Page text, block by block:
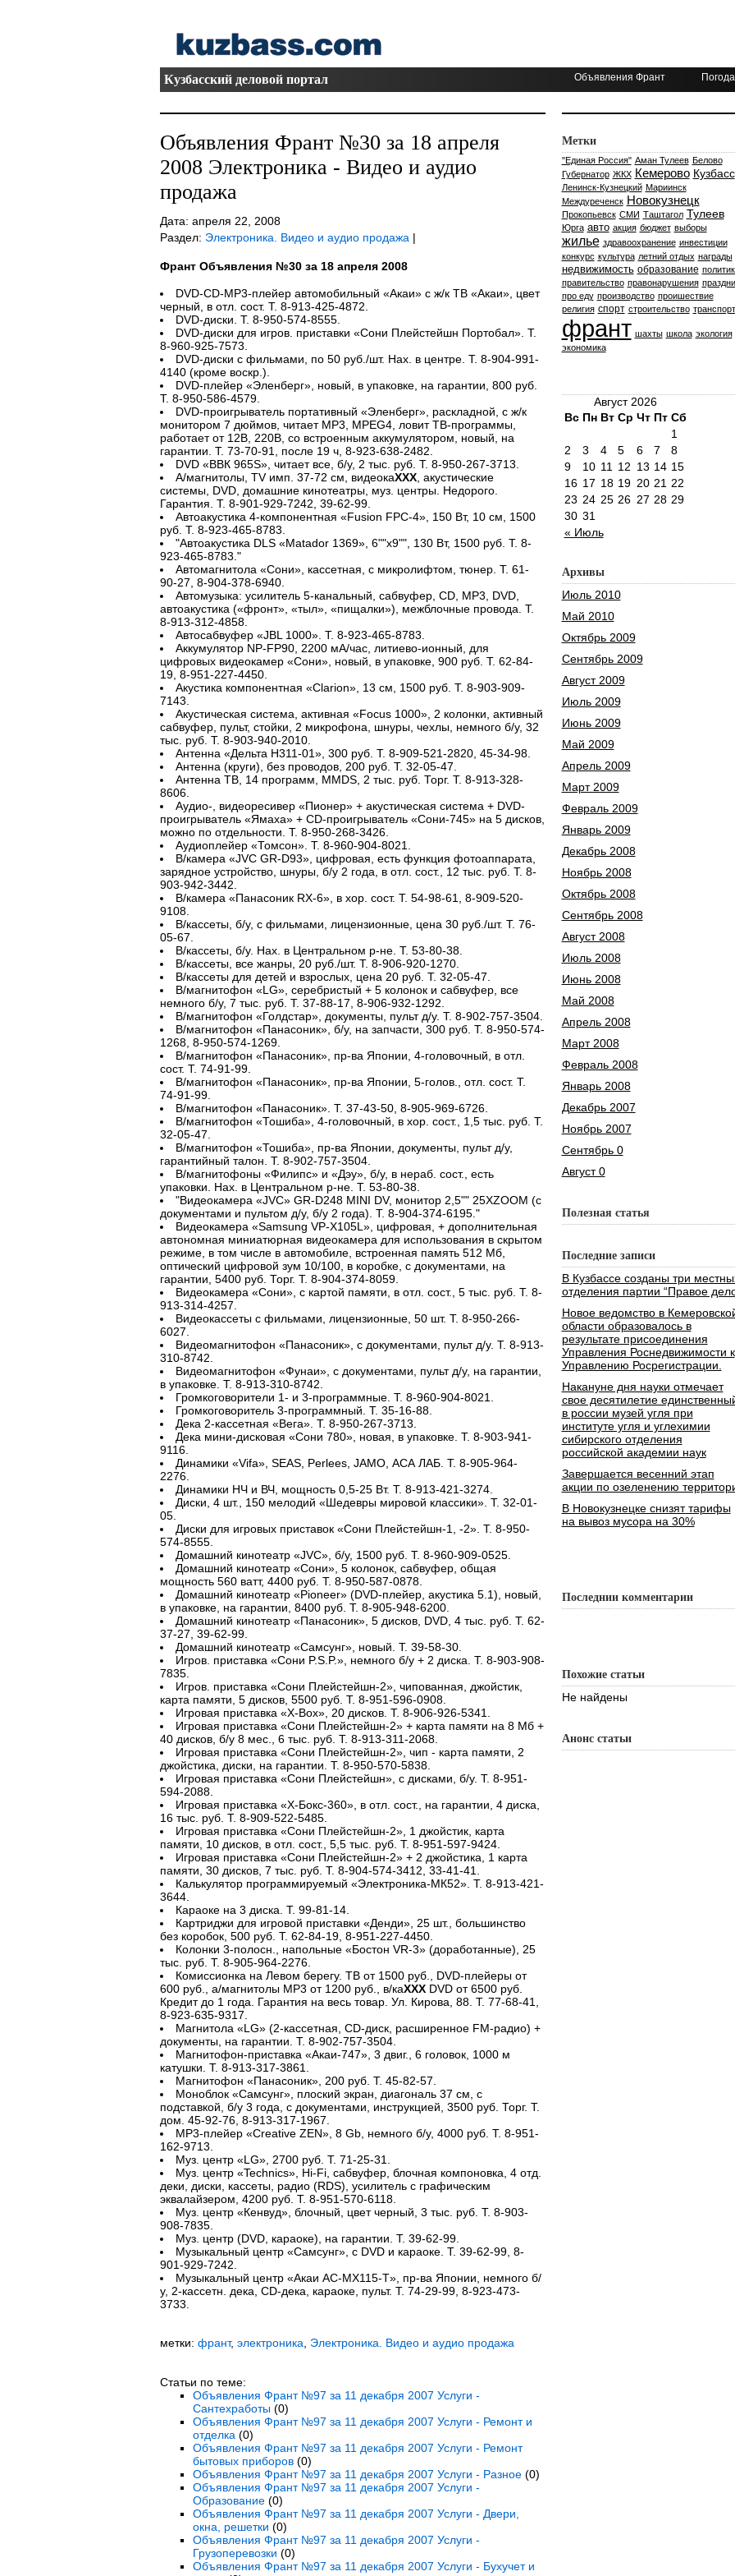
Кузбасский деловой портал Объявления Франт Погода
Объявления Франт №30 за 18 апреля
2008 Электроника - Видео и аудио
продажа
Дата: апреля 22, 2008
Раздел: Электроника. Видео и аудио продажа |
Франт Объявления №30 за 18 апреля 2008
DVD-CD-MP3-плейер автомобильный «Акаи» с ж/к ТВ «Акаи», цвет
черный, в отл. сост. Т. 8-913-425-4872.
DVD-диски. Т. 8-950-574-8555.
DVD-диски для игров. приставки «Сони Плейстейшн Портобал». Т.
8-960-925-7573.
DVD-диски с фильмами, по 50 руб./шт. Нах. в центре. Т. 8-904-991-
4140 (кроме воскр.).
DVD-плейер «Эленберг», новый, в упаковке, на гарантии, 800 руб.
Т. 8-950-586-4579.
DVD-проигрыватель портативный «Эленберг», раскладной, с ж/к
монитором 7 дюймов, читает MP3, MPEG4, ловит ТВ-программы,
работает от 12В, 220В, со встроенным аккумулятором, новый, на
гарантии. Т. 73-70-91, после 19 ч, 8-923-638-2482.
DVD «ВВК 965S», читает все, б/у, 2 тыс. руб. Т. 8-950-267-3713.
А/магнитолы, TV имп. 37-72 см, видеокаXXX, акустические
системы, DVD, домашние кинотеатры, муз. центры. Недорого.
Гарантия. Т. 8-901-929-7242, 39-62-99.
Автоакустика 4-компонентная «Fusion FPC-4», 150 Вт, 10 см, 1500
руб. Т. 8-923-465-8783.
"Автоакустика DLS «Matador 1369», 6""х9"", 130 Вт, 1500 руб. Т. 8-
923-465-8783."
Автомагнитола «Сони», кассетная, с микролифтом, тюнер. Т. 61-
90-27, 8-904-378-6940.
Автомузыка: усилитель 5-канальный, сабвуфер, CD, МР3, DVD,
автоакустика («фронт», «тыл», «пищалки»), межблочные провода. Т.
8-913-312-4858.
Автосабвуфер «JBL 1000». Т. 8-923-465-8783.
Аккумулятор NP-FP90, 2200 мА/час, литиево-ионный, для
цифровых видеокамер «Сони», новый, в упаковке, 900 руб. Т. 62-84-
19, 8-951-227-4450.
Акустика компонентная «Clarion», 13 см, 1500 руб. Т. 8-903-909-
7143.
Акустическая система, активная «Focus 1000», 2 колонки, активный
сабвуфер, пульт, стойки, 2 микрофона, шнуры, чехлы, немного б/у, 32
тыс. руб. Т. 8-903-940-2010.
Антенна «Дельта Н311-01», 300 руб. Т. 8-909-521-2820, 45-34-98.
Антенна (круги), без проводов, 200 руб. Т. 32-05-47.
Антенна ТВ, 14 программ, MMDS, 2 тыс. руб. Торг. Т. 8-913-328-
8606.
Аудио-, видеоресивер «Пионер» + акустическая система + DVD-
проигрыватель «Ямаха» + CD-проигрыватель «Сони-745» на 5 дисков,
можно по отдельности. Т. 8-950-268-3426.
Аудиоплейер «Томсон». Т. 8-960-904-8021.
В/камера «JVC GR-D93», цифровая, есть функция фотоаппарата,
зарядное устройство, шнуры, б/у 2 года, в отл. сост., 12 тыс. руб. Т. 8-
903-942-3442.
В/камера «Панасоник RX-6», в хор. сост. Т. 54-98-61, 8-909-520-
9108.
В/кассеты, б/у, с фильмами, лицензионные, цена 30 руб./шт. Т. 76-
05-67.
В/кассеты, б/у. Нах. в Центральном р-не. Т. 53-80-38.
В/кассеты, все жанры, 20 руб./шт. Т. 8-906-920-1270.
В/кассеты для детей и взрослых, цена 20 руб. Т. 32-05-47.
В/магнитофон «LG», серебристый + 5 колонок и сабвуфер, все
немного б/у, 7 тыс. руб. Т. 37-88-17, 8-906-932-1292.
В/магнитофон «Голдстар», документы, пульт д/у. Т. 8-902-757-3504.
В/магнитофон «Панасоник», б/у, на запчасти, 300 руб. Т. 8-950-574-
1268, 8-950-574-1269.
В/магнитофон «Панасоник», пр-ва Японии, 4-головочный, в отл.
сост. Т. 74-91-99.
В/магнитофон «Панасоник», пр-ва Японии, 5-голов., отл. сост. Т.
74-91-99.
В/магнитофон «Панасоник». Т. 37-43-50, 8-905-969-6726.
В/магнитофон «Тошиба», 4-головочный, в хор. сост., 1,5 тыс. руб. Т.
32-05-47.
В/магнитофон «Тошиба», пр-ва Японии, документы, пульт д/у,
гарантийный талон. Т. 8-902-757-3504.
В/магнитофоны «Филипс» и «Дэу», б/у, в нераб. сост., есть
упаковки. Нах. в Центральном р-не. Т. 53-80-38.
"Видеокамера «JVC» GR-D248 MINI DV, монитор 2,5"" 25ХZOOM (с
документами и пультом д/у, б/у 2 года). Т. 8-904-374-6195."
Видеокамера «Samsung VP-X105L», цифровая, + дополнительная
автономная миниатюрная видеокамера для использования в скрытом
режиме, в том числе в автомобиле, встроенная память 512 Мб,
оптический цифровой зум 10/100, в коробке, с документами, на
гарантии, 5400 руб. Торг. Т. 8-904-374-8059.
Видеокамера «Сони», с картой памяти, в отл. сост., 5 тыс. руб. Т. 8-
913-314-4257.
Видеокассеты с фильмами, лицензионные, 50 шт. Т. 8-950-266-
6027.
Видеомагнитофон «Панасоник», с документами, пульт д/у. Т. 8-913-
310-8742.
Видеомагнитофон «Фунаи», с документами, пульт д/у, на гарантии,
в упаковке. Т. 8-913-310-8742.
Громкоговорители 1- и 3-программные. Т. 8-960-904-8021.
Громкоговоритель 3-программный. Т. 35-16-88.
Дека 2-кассетная «Вега». Т. 8-950-267-3713.
Дека мини-дисковая «Сони 780», новая, в упаковке. Т. 8-903-941-
9116.
Динамики «Vifa», SEAS, Perlees, JAMO, АСА ЛАБ. Т. 8-905-964-
2276.
Динамики НЧ и ВЧ, мощность 0,5-25 Вт. Т. 8-913-421-3274.
Диски, 4 шт., 150 мелодий «Шедевры мировой классики». Т. 32-01-
05.
Диски для игровых приставок «Сони Плейстейшн-1, -2». Т. 8-950-
574-8555.
Домашний кинотеатр «JVC», б/у, 1500 руб. Т. 8-960-909-0525.
Домашний кинотеатр «Сони», 5 колонок, сабвуфер, общая
мощность 560 ватт, 4400 руб. Т. 8-950-587-0878.
Домашний кинотеатр «Pioneer» (DVD-плейер, акустика 5.1), новый,
в упаковке, на гарантии, 8400 руб. Т. 8-905-948-6200.
Домашний кинотеатр «Панасоник», 5 дисков, DVD, 4 тыс. руб. Т. 62-
37-27, 39-62-99.
Домашний кинотеатр «Самсунг», новый. Т. 39-58-30.
Игров. приставка «Сони P.S.P.», немного б/у + 2 диска. Т. 8-903-908-
7835.
Игров. приставка «Сони Плейстейшн-2», чипованная, джойстик,
карта памяти, 5 дисков, 5500 руб. Т. 8-951-596-0908.
Игровая приставка «X-Box», 20 дисков. Т. 8-906-926-5341.
Игровая приставка «Сони Плейстейшн-2» + карта памяти на 8 Мб +
40 дисков, б/у 8 мес., 6 тыс. руб. Т. 8-913-311-2068.
Игровая приставка «Сони Плейстейшн-2», чип - карта памяти, 2
джойстика, диски, на гарантии. Т. 8-950-570-5838.
Игровая приставка «Сони Плейстейшн», с дисками, б/у. Т. 8-951-
594-2088.
Игровая приставка «Х-Бокс-360», в отл. сост., на гарантии, 4 диска,
16 тыс. руб. Т. 8-909-522-5485.
Игровая приставка «Сони Плейстейшн-2», 1 джойстик, карта
памяти, 10 дисков, в отл. сост., 5,5 тыс. руб. Т. 8-951-597-9424.
Игровая приставка «Сони Плейстейшн-2» + 2 джойстика, 1 карта
памяти, 30 дисков, 7 тыс. руб. Т. 8-904-574-3412, 33-41-41.
Калькулятор программируемый «Электроника-МК52». Т. 8-913-421-
3644.
Караоке на 3 диска. Т. 99-81-14.
Картриджи для игровой приставки «Денди», 25 шт., большинство
без коробок, 500 руб. Т. 62-84-19, 8-951-227-4450.
Колонки 3-полосн., напольные «Бостон VR-3» (доработанные), 25
тыс. руб. Т. 8-905-964-2276.
Комиссионка на Левом берегу. ТВ от 1500 руб., DVD-плейеры от
600 руб., а/магнитолы МР3 от 1200 руб., в/каXXXDVD от 6500 руб.
Кредит до 1 года. Гарантия на весь товар. Ул. Кирова, 88. Т. 77-68-41,
8-923-635-9317.
Магнитола «LG» (2-кассетная, CD-диск, расширенное FM-радио) +
документы, на гарантии. Т. 8-902-757-3504.
Магнитофон-приставка «Акаи-747», 3 двиг., 6 головок, 1000 м
катушки. Т. 8-913-317-3861.
Магнитофон «Панасоник», 200 руб. Т. 45-82-57.
Моноблок «Самсунг», плоский экран, диагональ 37 см, с
подставкой, б/у 3 года, с документами, инструкцией, 3500 руб. Торг. Т.
дом. 45-92-76, 8-913-317-1967.
МР3-плейер «Creative ZEN», 8 Gb, немного б/у, 4000 руб. Т. 8-951-
162-9713.
Муз. центр «LG», 2700 руб. Т. 71-25-31.
Муз. центр «Technics», Hi-Fi, сабвуфер, блочная компоновка, 4 отд.
деки, диски, кассеты, радио (RDS), усилитель с графическим
эквалайзером, 4200 руб. Т. 8-951-570-6118.
Муз. центр «Кенвуд», блочный, цвет черный, 3 тыс. руб. Т. 8-903-
908-7835.
Муз. центр (DVD, караоке), на гарантии. Т. 39-62-99.
Музыкальный центр «Самсунг», с DVD и караоке. Т. 39-62-99, 8-
901-929-7242.
Музыкальный центр «Акаи AC-MX115-T», пр-ва Японии, немного б/
у, 2-кассетн. дека, CD-дека, караоке, пульт. Т. 74-29-99, 8-923-473-
3733.
метки: франт, электроника Электроника. Видео и аудио продажа
Статьи по теме:
Объявления Франт №97 за 11 декабря 2007 Услуги -
Сантехработы(0)
Объявления Франт №97 за 11 декабря 2007 Услуги - Ремонт и
отделка (0)
Объявления Франт №97 за 11 декабря 2007 Услуги - Ремонт
бытовых приборов(0)
Объявления Франт №97 за 11 декабря 2007 Услуги - Разное(0)
Объявления Франт №97 за 11 декабря 2007 Услуги -
Образование(0)
Объявления Франт №97 за 11 декабря 2007 Услуги - Двери,
окна, решетки (0)
Объявления Франт №97 за 11 декабря 2007 Услуги -
Грузоперевозки (0)
Объявления Франт №97 за 11 декабря 2007 Услуги - Бухучет и
Метки
"Единая Россия" Аман Тулеев Белово
Губернатор ЖКХ Кемерово Кузбасс
Ленинск-Кузнецкий Мариинск
Междуреченск Новокузнецк
Прокопьевск СМИ Таштагол Тулеев
Юрга авто акция бюджет выборы
жилье здравоохранение инвестиции
конкурс культура летний отдых награды
недвижимость образование
правительство правонарушения
про еду производство проишествие
религия спорт строительство транспорт
франт шахты школа экология
экономика
Август 2026
Вс Пн Вт Ср Чт Пт Сб
« Июль
1
2
3 4 5 6 7
8
9
10 11 12 13 14 15
16 17 18 19 20 21 22
23 24 25 26 27 28 29
30 31
Архивы
Июль 2010
Май 2010
Октябрь 2009
Сентябрь 2009
Август 2009
Июль 2009
Июнь 2009
Май 2009
Апрель 2009
Март 2009
Февраль 2009
Январь 2009
Декабрь 2008
Ноябрь 2008
Октябрь 2008
Сентябрь 2008
Август 2008
Июль 2008
Июнь 2008
Май 2008
Апрель 2008
Март 2008
Февраль 2008
Январь 2008
Декабрь 2007
Ноябрь 2007
Сентябрь 0
Август 0
Полезная статья
Последние записи
В Кузбассе созданы три
отделения партии “Правое
Новое ведомство в
области образовалось в
результате присоединения
Управления Роснедвижимости к
Управлению Росрегистрации.
Накануне дня науки отмечает
свое десятилетие
в россии музей угля при
институте угля и углехимии
сибирского отделения
российской академии наук
Завершается весенний этап
акции по озеленению
В Новокузнецке снизят тарифы
на вывоз мусора на 30%
Последнии комментарии
Похожие статьи
Не найдены
Анонс статьи